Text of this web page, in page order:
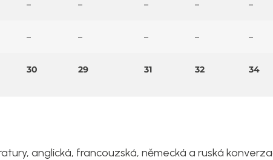
– – – – –
– – – – –
30 29 31 32 34
anglická, francouzská, německá a ruská